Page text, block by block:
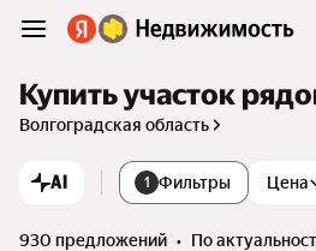
Купить участок
Волгоградская область
AI 1 Фильтры Цена
930 предложений •
по